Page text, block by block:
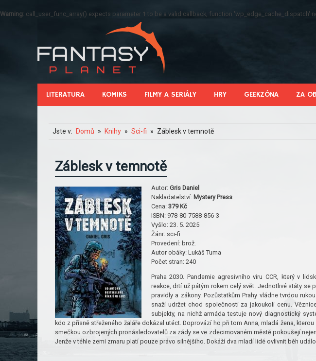
Warning: call_user_func_array() expects parameter 1 to be a valid callback, function 'wp_edge_cache_dispatch'
LITERATURA KOMIKS FILMY A SERIÁLY HRY GEEKZÓNA ZA
Jste v: Domů Knihy Sci-fi Záblesk v temnotě
Záblesk v temnotě
Autor: Gris Daniel
Nakladatelství: Mystery Press
Cena: 379 Kč
ISBN: 978-80-7588-856-3
Vyšlo: 23. 5. 2025
Žánr: sci-fi
Provedení: brož.
Autor obáky: Lukáš Tuma
Počet stran: 240
Praha 2030. Pandemie agresivního viru CCR, který v
reakce, drtí už pátým rokem celý svět. Jednotlivé státy se
pravidly a zákony. Pozůstatkům Prahy vládne tvrdou
snaží udržet chod společnosti za jakoukoli cenu.
subjekty, na nichž armáda testuje nový diagnostický
kdo z přísně střeženého žaláře dokázal utéct. Doprovází ho při tom Anna, mladá žena,
smečkou ozbrojených pronásledovatelů za zády se ve zdecimovaném městě pokoušejí
Jenže v téhle zemi zmaru platí pouze právo silnějšího. Dokáží dva mladí lidé ovlivnit běh